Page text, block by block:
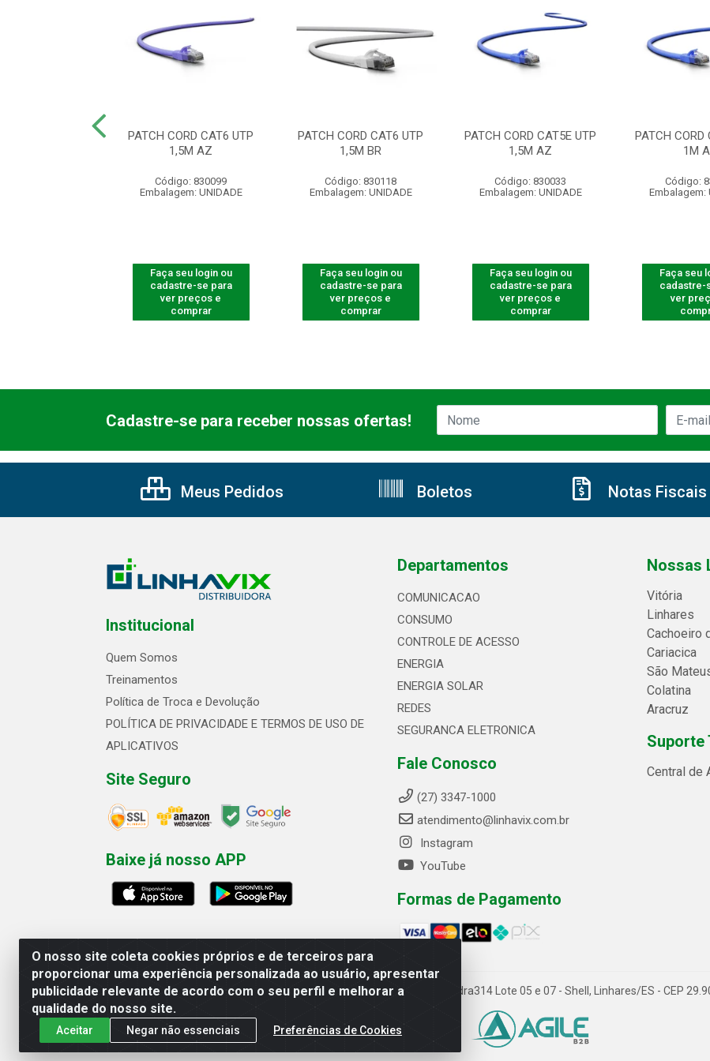
PATCH CORD CAT6 UTP
1,5M AZ
Código: 830099
Embalagem: UNIDADE
Faça seu login ou
cadastre-se para
ver preços e
comprar
PATCH CORD CAT6 UTP
1,5M BR
Código: 830118
Embalagem: UNIDADE
Faça seu login ou
cadastre-se para
ver preços e
comprar
PATCH CORD CAT5E UTP
1,5M AZ
Código: 830033
Embalagem: UNIDADE
Faça seu login ou
cadastre-se para
ver preços e
comprar
PATCH CORD
1M
Código:
Embalagem:
Faça seu
cadastre-
ver
O nosso site coleta cookies próprios e de terceiros para
proporcionar uma experiência personalizada ao usuário, apresentar
publicidade relevante de acordo com o seu perfil e melhorar a
qualidade do nosso site.
Aceitar Negar não essenciais Preferências de Cookies
Cadastre-se para receber nossas ofertas!
Meus Pedidos Boletos Notas Fiscais
Institucional
Quem Somos
Treinamentos
Política de Troca e Devolução
POLÍTICA DE PRIVACIDADE E TERMOS DE USO DE
APLICATIVOS
Site Seguro
Baixe já nosso APP
Departamentos
COMUNICACAO
CONSUMO
CONTROLE DE ACESSO
ENERGIA
ENERGIA SOLAR
REDES
SEGURANCA ELETRONICA
Fale Conosco
(27) 3347-1000
atendimento@linhavix.com.br
Instagram
YouTube
Formas de Pagamento
Nossas
Vitória
Linhares
Cachoeiro
Cariacica
São
Colatina
Aracruz
Suporte
Central de
Linhavix Distribuidora LTDA - Avenida Alegre, 2521 - Quadra314 Lote 05 e 07 - Shell, Linhares/ES - CEP